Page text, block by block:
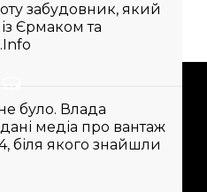
забудовник, який
Єрмаком та
було. Влада
медіа про вантаж
біля якого знайшли
hromadske.
Будь нашим